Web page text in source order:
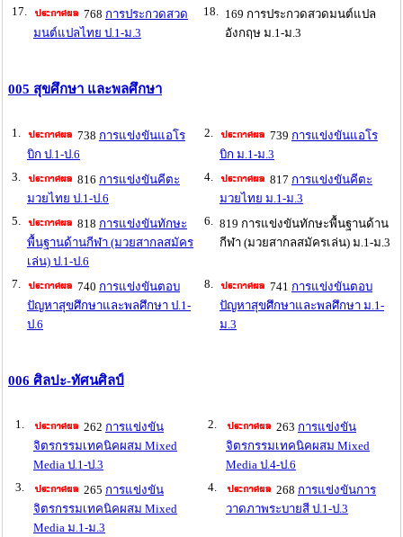
17. 768 การประกวดสวด
มนต์แปลไทย ป.1-ม.3
18. 169 การประกวดสวดมนต์แปล
อังกฤษ ม.1-ม.3
005 สุขศึกษา และพลศึกษา
1. 738 การแข่งขันแอโร
บิก ป.1-ป.6
2. 739 การแข่งขันแอโร
บิก ม.1-ม.3
3.
816 การแข่งขันคีตะ
มวยไทย ป.1-ป.6
4. 817 การแข่งขันคีตะ
มวยไทย ม.1-ม.3
5.
818 การแข่งขันทักษะ
พื้นฐานด้านกีฬา (มวยสากลสมัคร
เล่น) ป.1-ป.6
6. 819 การแข่งขันทักษะพื้นฐานด้าน
กีฬา (มวยสากลสมัครเล่น) ม.1-ม.3
7. 740 การแข่งขันตอบ
ปัญหาสุขศึกษาและพลศึกษา ป.1-
ป.6
8. 741 การแข่งขันตอบ
ปัญหาสุขศึกษาและพลศึกษา ม.1-
ม.3
006 ศิลปะ-ทัศนศิลป์
1. 262 การแข่งขัน
จิตรกรรมเทคนิคผสม Mixed
Media ป.1-ป.3
2. 263 การแข่งขัน
จิตรกรรมเทคนิคผสม Mixed
Media ป.4-ป.6
3.
265 การแข่งขัน
จิตรกรรมเทคนิคผสม Mixed
Media ม.1-ม.3
4. 268 การแข่งขันการ
วาดภาพระบายสี ป.1-ป.3